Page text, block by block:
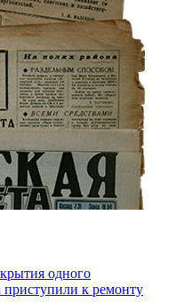
одного
приступили к ремонту